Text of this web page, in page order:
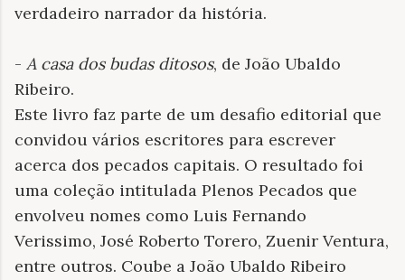
verdadeiro narrador da história.
- A casa dos budas ditosos, de João Ubaldo
Ribeiro.
Este livro faz parte de um desafio editorial que
convidou vários escritores para escrever
acerca dos pecados capitais. O resultado foi
uma coleção intitulada Plenos Pecados que
envolveu nomes como Luis Fernando
Verissimo, José Roberto Torero, Zuenir Ventura,
entre outros. Coube a João Ubaldo Ribeiro